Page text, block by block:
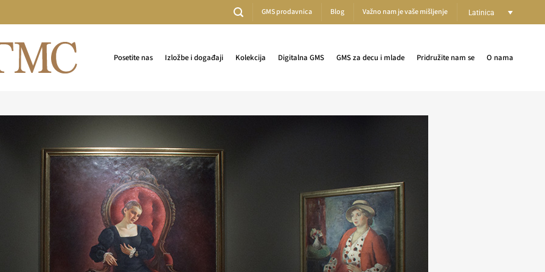
GMS prodavnica Blog Važno nam je vaše mišljenje Latinica
Posetite nas Izložbe i događaji Kolekcija Digitalna GMS GMS za decu i mlade Pridružite nam se O nama